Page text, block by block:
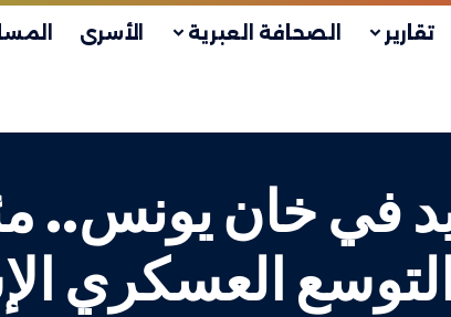
تقارير الصحافة العبرية الأسرى
خان يونس..
العسكري